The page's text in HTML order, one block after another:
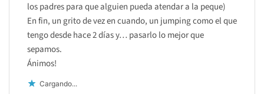
los padres para que alguien pueda atendar a la peque)
En fin, un grito de vez en cuando, un jumping como el que
tengo desde hace 2 días y… pasarlo lo mejor que
sepamos.
Ánimos!
Cargando...